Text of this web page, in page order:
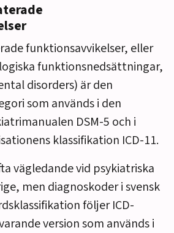
funktionsavvikelser, eller
funktionsnedsättningar,
disorders) är den
som används i den
DSM-5 och i
klassifikation ICD-11.
vägledande vid psykiatriska
men diagnoskoder i svensk
följer ICD-
version som används i